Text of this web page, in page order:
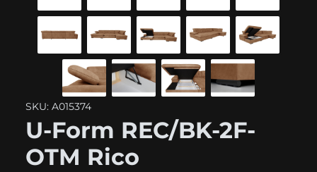
SKU: A015374
U-Form REC/BK-2F-
OTM Rico